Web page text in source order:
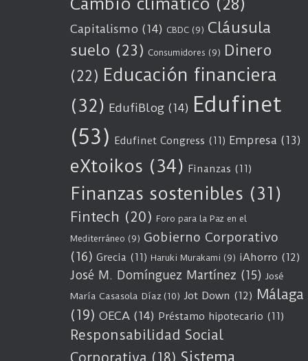
Capitalismo (14) CBDC (9) Cláusula
suelo (23) Consumidores (9) Dinero
(22) Educación financiera
(32) EdufiBlog (14) Edufinet
(53) Edufinet Congress (11) Empresa (13)
eXtoikos (34) Finanzas (11)
Finanzas sostenibles (31)
Fintech (20) Foro para la Paz en el
Mediterráneo (9) Gobierno Corporativo
(16) Grecia (11) Haruki Murakami (9) iAhorro (12)
José M. Domínguez Martínez (15) José
María Casasola Díaz (10) Jot Down (12) Málaga
(19) OECA (14) Préstamo hipotecario (11)
Responsabilidad Social
Sistema